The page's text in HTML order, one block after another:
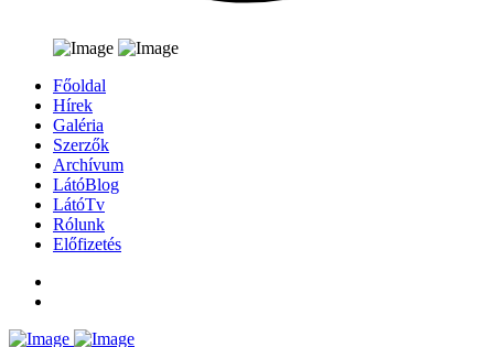
Főoldal
Hírek
Galéria
Szerzők
Archívum
LátóBlog
LátóTv
Rólunk
Előfizetés